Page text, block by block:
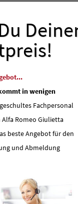
in wenigen
Fachpersonal
Romeo Giulietta
beste Angebot für den
und Abmeldung